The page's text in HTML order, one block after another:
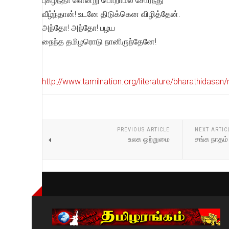
வீழ்ந்தான்! உடனே திடுக்கென விழித்தேன்.
அந்தோ! அந்தோ! பழய
நைந்த தமிழரொடு நானிருந்தேனே!
http://www.tamilnation.org/literature/
PREVIOUS ARTICLE
உலக ஒற்றுமை
NEXT
சங்க நாதம்